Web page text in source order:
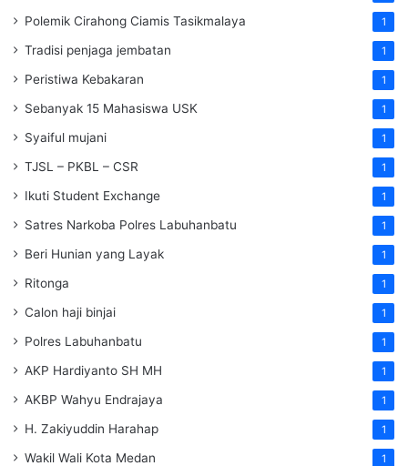
Polemik Cirahong Ciamis Tasikmalaya 1
Tradisi penjaga jembatan 1
Peristiwa Kebakaran 1
Sebanyak 15 Mahasiswa USK 1
Syaiful mujani 1
TJSL – PKBL – CSR 1
Ikuti Student Exchange 1
Satres Narkoba Polres Labuhanbatu 1
Beri Hunian yang Layak 1
Ritonga 1
Calon haji binjai 1
Polres Labuhanbatu 1
AKP Hardiyanto SH MH 1
AKBP Wahyu Endrajaya 1
H. Zakiyuddin Harahap 1
Wakil Wali Kota Medan 1